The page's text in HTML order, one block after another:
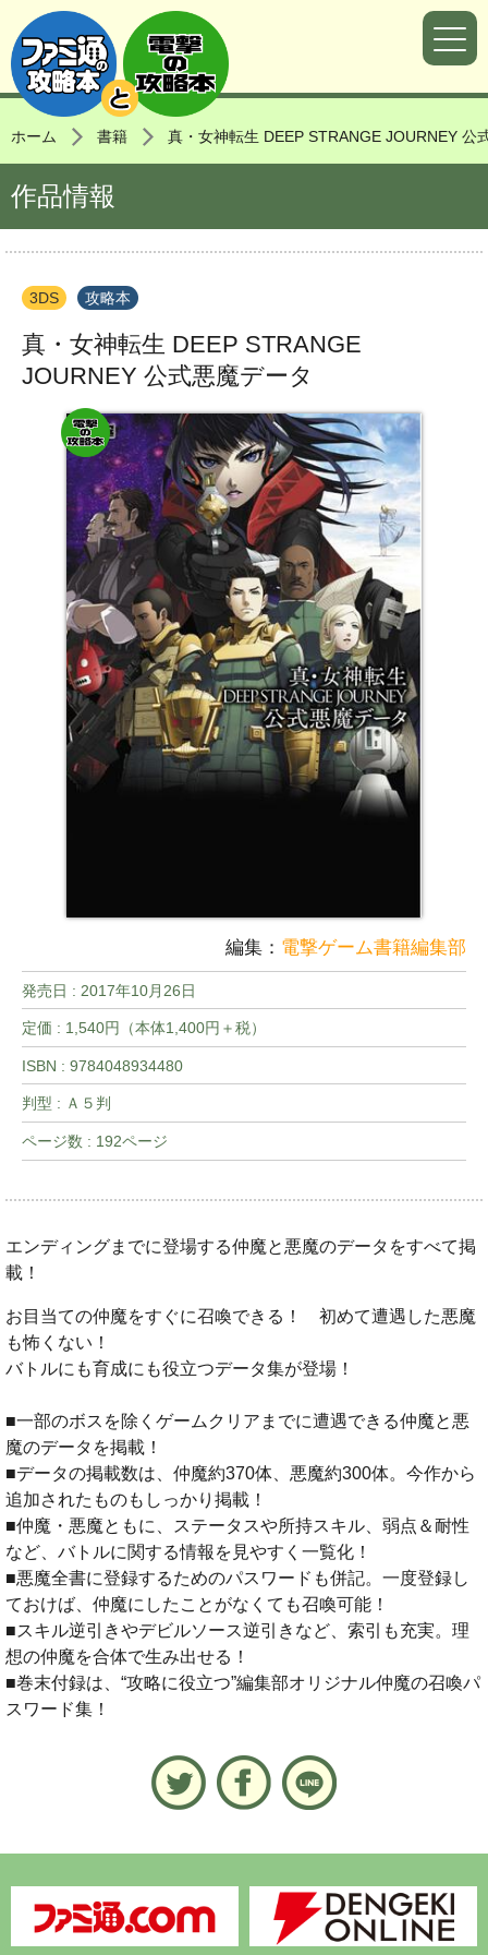
ホーム 書籍 真・女神転生 DEEP STRANGE JOURNEY 公
作品情報
3DS 攻略本
真・女神転生 DEEP STRANGE
JOURNEY 公式悪魔データ
編集： 電撃ゲーム書籍編集部
発売日 : 2017年10月26日
定価 : 1,540円（本体1,400円＋税）
ISBN : 9784048934480
判型 : Ａ５判
ページ数 : 192ページ
エンディングまでに登場する仲魔と悪魔のデータをすべて掲
載！
お目当ての仲魔をすぐに召喚できる！ 初めて遭遇した悪魔
も怖くない！
バトルにも育成にも役立つデータ集が登場！
■一部のボスを除くゲームクリアまでに遭遇できる仲魔と悪
魔のデータを掲載！
■データの掲載数は、仲魔約370体、悪魔約300体。今作から
追加されたものもしっかり掲載！
■仲魔・悪魔ともに、ステータスや所持スキル、弱点＆耐性
など、バトルに関する情報を見やすく一覧化！
■悪魔全書に登録するためのパスワードも併記。一度登録し
ておけば、仲魔にしたことがなくても召喚可能！
■スキル逆引きやデビルソース逆引きなど、索引も充実。理
想の仲魔を合体で生み出せる！
■巻末付録は、“攻略に役立つ”編集部オリジナル仲魔の召喚パ
スワード集！